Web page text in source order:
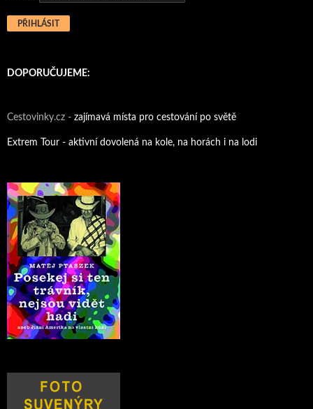
DOPORUČUJEME:
Cestovinky.cz - zajímavá místa pro cestování po světě
Extrem Tour - aktivní dovolená na kole, na horách i na lodi